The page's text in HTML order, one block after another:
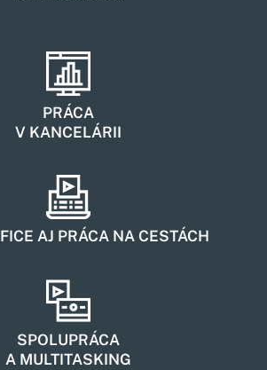
PRÁCA
V KANCELÁRII
AJ PRÁCA NA CESTÁCH
SPOLUPRÁCA
A MULTITASKING